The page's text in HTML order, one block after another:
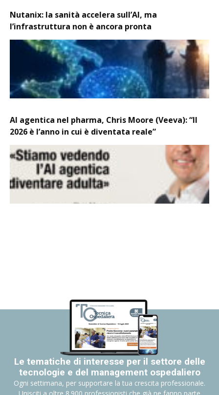
Nutanix: la sanità accelera sull’AI, ma
l’infrastruttura non è ancora pronta
AI agentica nel pharma, Chris Moore (Veeva): “Il
2026 è l’anno in cui è diventata reale”
Le tematiche di interesse per il settore delle
tecnologie e del management ospedaliero
Ogni settimana, per supportare la tua crescita professionale.
Unisciti a oltre 8.900 professionisti che già ne fanno parte